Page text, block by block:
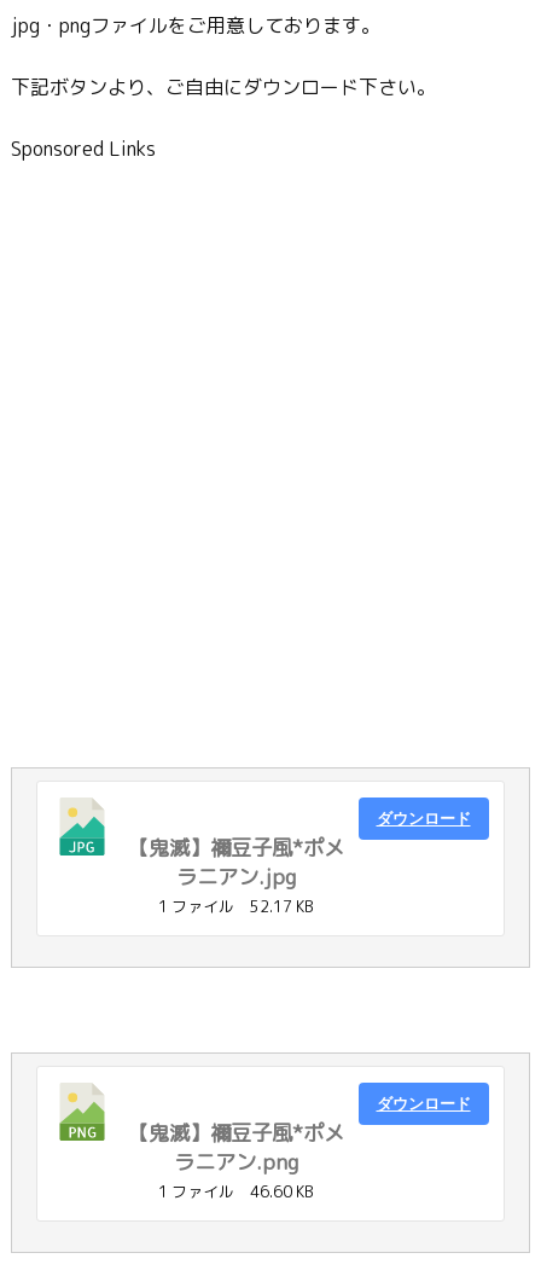
jpg・pngファイルをご用意しております。
下記ボタンより、ご自由にダウンロード下さい。
Sponsored Links
【鬼滅】禰豆子風*ポメ
ラニアン.jpg
1 ファイル 52.17 KB
ダウンロード
【鬼滅】禰豆子風*ポメ
ラニアン.png
1 ファイル 46.60 KB
ダウンロード